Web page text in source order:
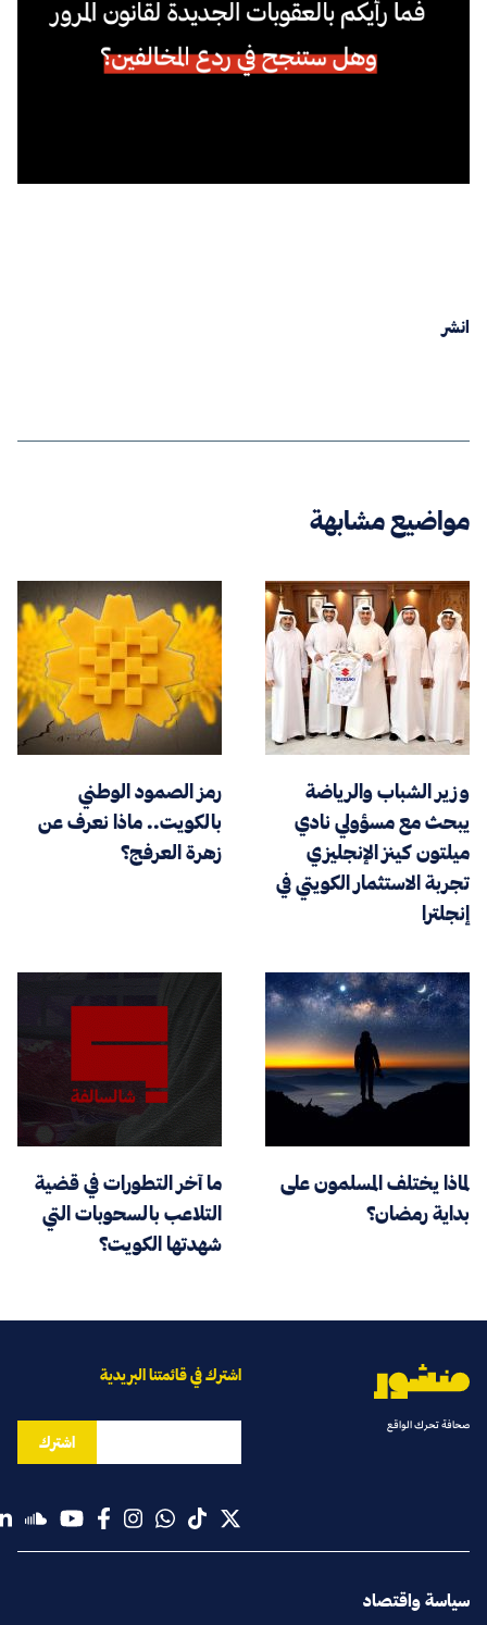
انشر
مواضيع مشابهة
وزير الشباب والرياضة
يبحث مع مسؤولي نادي
ميلتون كينز الإنجليزي
تجربة الاستثمار الكويتي في
إنجلترا
رمز الصمود الوطني
بالكويت.. ماذا نعرف عن
زهرة العرفج؟
لماذا يختلف المسلمون على
بداية رمضان؟
ما آخر التطورات في قضية
التلاعب بالسحوبات التي
شهدتها الكويت؟
صحافة تحرك الواقع
سياسة واقتصاد
اشترك في قائمتنا البريدية
اشترك